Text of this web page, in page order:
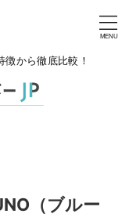
徴から徹底比較！
（ブルー